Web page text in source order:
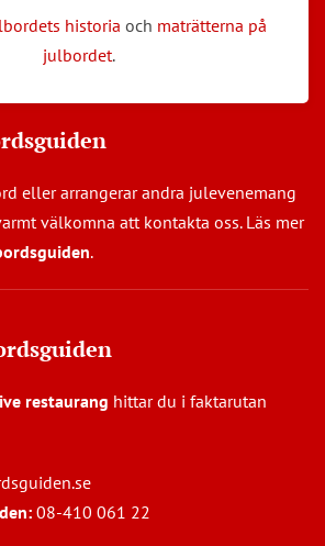
historia och maträtterna på
julbordet.
eller arrangerar andra julevenemang
välkomna att kontakta oss. Läs mer
.
restaurang hittar du i faktarutan
08-410 061 22